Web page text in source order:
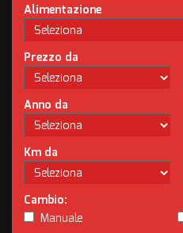
Alimentazione
Prezzo da
Anno da
Km da
Cambio:
Manuale